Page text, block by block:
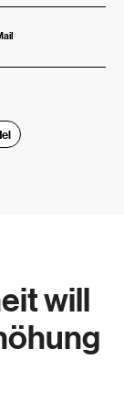
will